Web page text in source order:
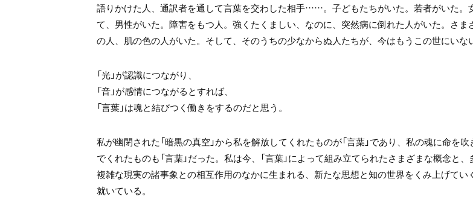
語りかけた人、 通訳者を通して言葉を交わした相手……。 子どもたちがいた。 若者がいた。
て、男性がいた。 障害をもつ人。 強くたくましい、なのに、 突然病に倒れた人がいた。 さま
の人、肌の色の人がいた。 そして、そのうちの少なからぬ人たちが、 今はもうこの世にいな
「光」が認識につながり、
「音」が感情につながるとすれば、
「言葉」は魂と結びつく働きをするのだと思う。
私が幽閉された「暗黒の真空」から私を解放してくれたものが「言葉」であり、 私の魂に命を吹
でくれたものも「言葉」だった。 私は今、「言葉」によって組み立てられたさまざまな概念と、
複雑な現実の諸事象との相互作用のなかに生まれる、 新たな思想と知の世界をくみ上げてい
就いている。